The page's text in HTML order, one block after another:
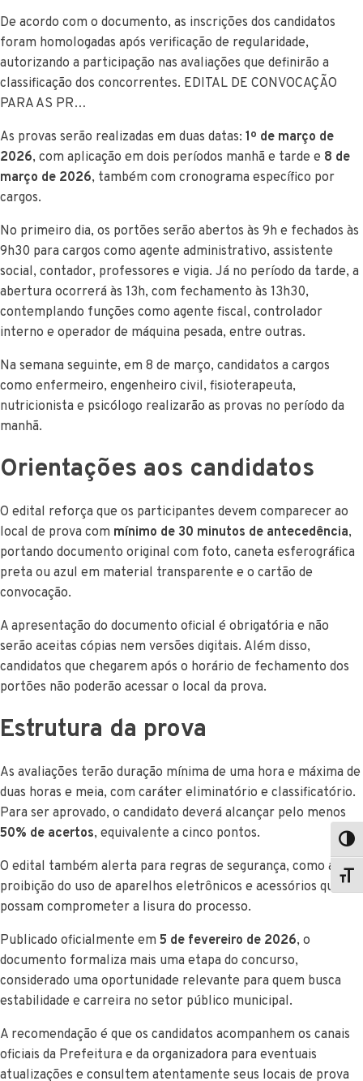
De acordo com o documento, as inscrições dos candidatos
foram homologadas após verificação de regularidade,
autorizando a participação nas avaliações que definirão a
classificação dos concorrentes. EDITAL DE CONVOCAÇÃO
PARA AS PR…
As provas serão realizadas em duas datas: 1º de março de
2026, com aplicação em dois períodos manhã e tarde e 8 de
março de 2026, também com cronograma específico por
cargos.
No primeiro dia, os portões serão abertos às 9h e fechados às
9h30 para cargos como agente administrativo, assistente
social, contador, professores e vigia. Já no período da tarde, a
abertura ocorrerá às 13h, com fechamento às 13h30,
contemplando funções como agente fiscal, controlador
interno e operador de máquina pesada, entre outras.
Na semana seguinte, em 8 de março, candidatos a cargos
como enfermeiro, engenheiro civil, fisioterapeuta,
nutricionista e psicólogo realizarão as provas no período da
manhã.
Orientações aos candidatos
O edital reforça que os participantes devem comparecer ao
local de prova com mínimo de 30 minutos de antecedência,
portando documento original com foto, caneta esferográfica
preta ou azul em material transparente e o cartão de
convocação.
A apresentação do documento oficial é obrigatória e não
serão aceitas cópias nem versões digitais. Além disso,
candidatos que chegarem após o horário de fechamento dos
portões não poderão acessar o local da prova.
Estrutura da prova
As avaliações terão duração mínima de uma hora e máxima de
duas horas e meia, com caráter eliminatório e classificatório.
Para ser aprovado, o candidato deverá alcançar pelo menos
50% de acertos, equivalente a cinco pontos.
O edital também alerta para regras de segurança, como a
proibição do uso de aparelhos eletrônicos e acessórios que
possam comprometer a lisura do processo.
Publicado oficialmente em 5 de fevereiro de 2026, o
documento formaliza mais uma etapa do concurso,
considerado uma oportunidade relevante para quem busca
estabilidade e carreira no setor público municipal.
A recomendação é que os candidatos acompanhem os canais
oficiais da Prefeitura e da organizadora para eventuais
atualizações e consultem atentamente seus locais de prova